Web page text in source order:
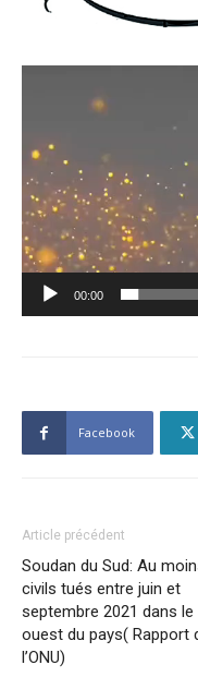
00:00
Facebook
Article précédent
Soudan du Sud: Au
civils tués entre juin et
septembre 2021 dans le
ouest du pays( Rapport
l’ONU)